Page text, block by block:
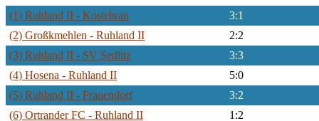
(1) Ruhland II - Kostebrau
3:1
(2) Großkmehlen - Ruhland II
2:2
(3) Ruhland II - SV Sedlitz
3:3
(4) Hosena - Ruhland II
5:0
(5) Ruhland II - Frauendorf
3:2
(6) Ortrander FC - Ruhland II
1:2